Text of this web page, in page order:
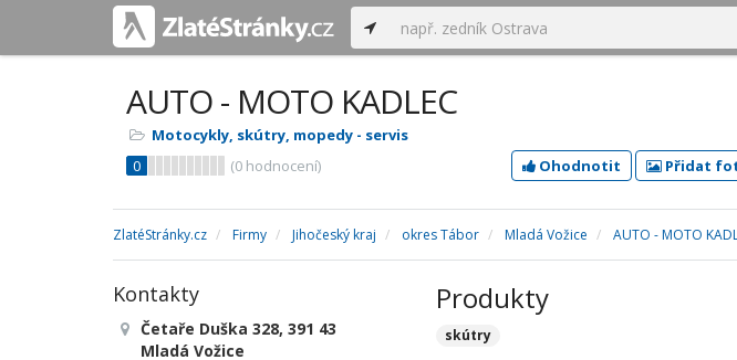
AUTO - MOTO KADLEC
Motocykly, skútry, mopedy - servis
0
(0 hodnocení) Ohodnotit Přidat
ZlatéStránky.cz Firmy Jihočeský kraj okres Tábor Mladá Vožice AUTO - MOTO
Produkty
skútry
Kontakty
Četaře Duška 328, 391 43
Mladá Vožice